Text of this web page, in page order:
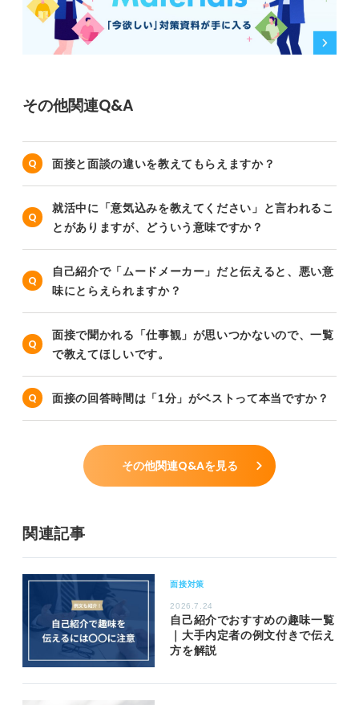
その他関連Q&A
面接と面談の違いを教えてもらえますか？
就活中に「意気込みを教えてください」と言われるこ
とがありますが、どういう意味ですか？
自己紹介で「ムードメーカー」だと伝えると、悪い意
味にとらえられますか？
面接で聞かれる「仕事観」が思いつかないので、一覧
で教えてほしいです。
面接の回答時間は「1分」がベストって本当ですか？
その他関連Q&Aを見る
関連記事
面接対策
2026.7.24
自己紹介でおすすめの趣味一覧
｜大手内定者の例文付きで伝え
方を解説